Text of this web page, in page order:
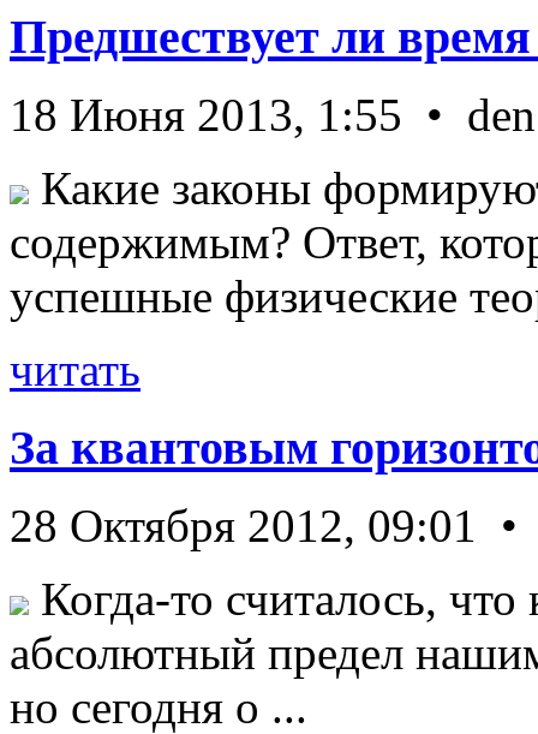
Предшествует ли
18 Июня 2013, 1:55 • den
Какие законы
содержимым? Ответ,
успешные физические
читать
За квантовым
28 Октября 2012, 09:01
Когда-то считалось, что
абсолютный предел
но сегодня о ...